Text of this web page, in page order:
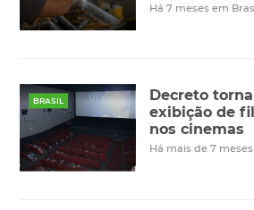
Há 7 meses em
BRASIL
Decreto
exibição de
nos cinemas
Há mais de 7